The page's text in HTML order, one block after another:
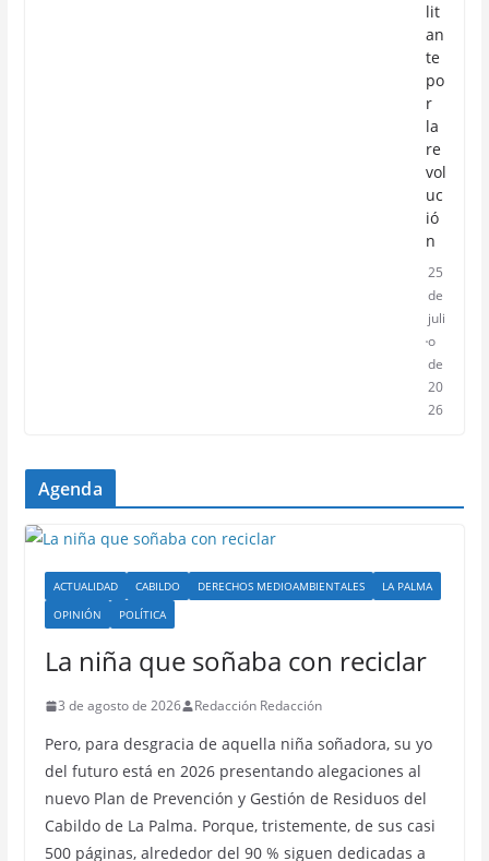
lit
an
te
po
r
la
re
vol
uc
ió
n
25
de
juli
o
de
20
26
Agenda
ACTUALIDAD CABILDO DERECHOS MEDIOAMBIENTALES
LA PALMA
OPINIÓN
POLÍTICA
La niña que soñaba con reciclar
3 de agosto de 2026 Redacción Redacción
Pero, para desgracia de aquella niña soñadora, su yo
del futuro está en 2026 presentando alegaciones al
nuevo Plan de Prevención y Gestión de Residuos del
Cabildo de La Palma. Porque, tristemente, de sus casi
500 páginas, alrededor del 90 % siguen dedicadas a